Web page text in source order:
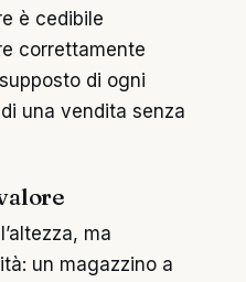
è cedibile
correttamente
di ogni
una vendita senza
ma
un magazzino a